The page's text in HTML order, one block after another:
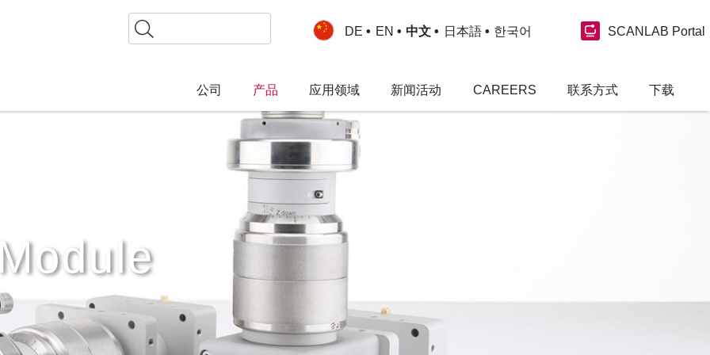
搜
索
DE EN 中文 日本語 한국어 SCANLAB Portal
公司 产品 应用领域 新闻活动 CAREERS 联系方式 下载